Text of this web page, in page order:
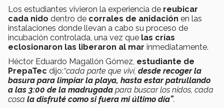
Los estudiantes vivieron la experiencia de reubicar
cada nido dentro de corrales de anidación en las
instalaciones donde llevan a cabo su proceso de
incubación controlada, una vez que las crías
eclosionaron las liberaron al mar inmediatamente.
Héctor Eduardo Magallón Gómez, estudiante de
PrepaTec dijo:“cada parte que viví, desde recoger la
basura para limpiar la playa, hasta estar patrullando
a las 3:00 de la madrugada para buscar los nidos, cada
cosa la disfruté como si fuera mi último día”.